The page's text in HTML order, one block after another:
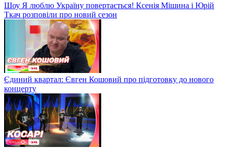
Шоу Я люблю Україну повертається! Ксенія Мішина і Юрій
Ткач розповіли про новий сезон
Єдиний квартал: Євген Кошовий про підготовку до нового
концерту